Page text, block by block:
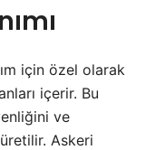
için özel olarak
içerir. Bu
ve
Askeri